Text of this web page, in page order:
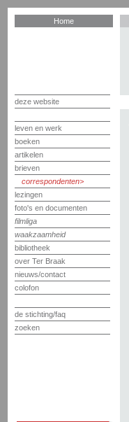
Home
deze website
leven en werk
boeken
artikelen
brieven
correspondenten
lezingen
foto's en documenten
filmliga
waakzaamheid
bibliotheek
over Ter Braak
nieuws/contact
colofon
de stichting/faq
zoeken